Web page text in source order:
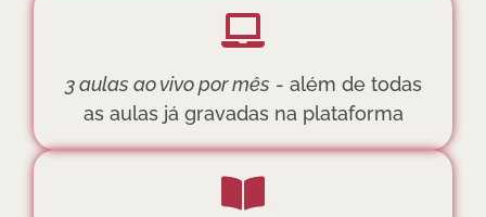
3 aulas ao vivo por mês - além de todas
as aulas já gravadas na plataforma